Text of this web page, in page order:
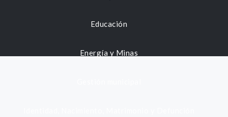
Educación
Energía y Minas